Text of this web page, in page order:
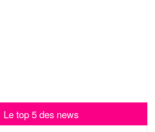
Le top 5 des news